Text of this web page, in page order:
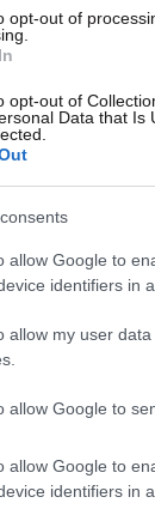
opt-out of
opt-out of
Data that Is
allow Google to
identifiers in
allow my user
allow Google to
allow Google to
identifiers in
κάποιον ιό».
ειδικοί
να
ιό κύτταρα
του